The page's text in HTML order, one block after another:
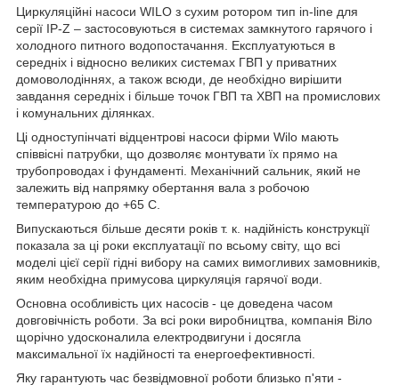
Циркуляційні насоси WILO з сухим ротором тип in-line для
серії IP-Z – застосовуються в системах замкнутого гарячого і
холодного питного водопостачання. Експлуатуються в
середніх і відносно великих системах ГВП у приватних
домоволодіннях, а також всюди, де необхідно вирішити
завдання середніх і більше точок ГВП та ХВП на промислових
і комунальних ділянках.
Ці одноступінчаті відцентрові насоси фірми Wilo мають
співвісні патрубки, що дозволяє монтувати їх прямо на
трубопроводах і фундаменті. Механічний сальник, який не
залежить від напрямку обертання вала з робочою
температурою до +65 С.
Випускаються більше десяти років т. к. надійність конструкції
показала за ці роки експлуатації по всьому світу, що всі
моделі цієї серії гідні вибору на самих вимогливих замовників,
яким необхідна примусова циркуляція гарячої води.
Основна особливість цих насосів - це доведена часом
довговічність роботи. За всі роки виробництва, компанія Віло
щорічно удосконалила електродвигуни і досягла
максимальної їх надійності та енергоефективності.
Яку гарантують час безвідмовної роботи близько п'яти -